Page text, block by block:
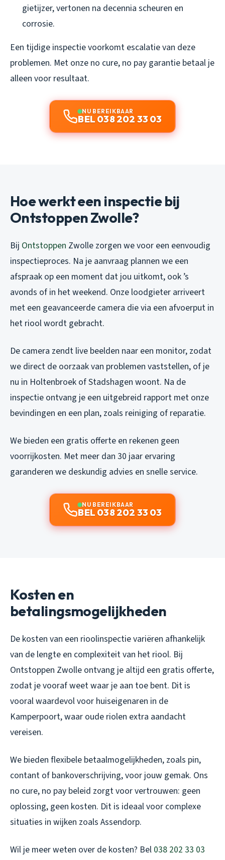
gietijzer, vertonen na decennia scheuren en
corrosie.
Een tijdige inspectie voorkomt escalatie van deze
problemen. Met onze no cure, no pay garantie betaal je
alleen voor resultaat.
NU BEREIKBAAR
BEL 038 202 33 03
Hoe werkt een inspectie bij
Ontstoppen Zwolle?
Bij Ontstoppen Zwolle zorgen we voor een eenvoudig
inspectieproces. Na je aanvraag plannen we een
afspraak op een moment dat jou uitkomt, ook ’s
avonds of in het weekend. Onze loodgieter arriveert
met een geavanceerde camera die via een afvoerput in
het riool wordt gebracht.
De camera zendt live beelden naar een monitor, zodat
we direct de oorzaak van problemen vaststellen, of je
nu in Holtenbroek of Stadshagen woont. Na de
inspectie ontvang je een uitgebreid rapport met onze
bevindingen en een plan, zoals reiniging of reparatie.
We bieden een gratis offerte en rekenen geen
voorrijkosten. Met meer dan 30 jaar ervaring
garanderen we deskundig advies en snelle service.
NU BEREIKBAAR
BEL 038 202 33 03
Kosten en
betalingsmogelijkheden
De kosten van een rioolinspectie variëren afhankelijk
van de lengte en complexiteit van het riool. Bij
Ontstoppen Zwolle ontvang je altijd een gratis offerte,
zodat je vooraf weet waar je aan toe bent. Dit is
vooral waardevol voor huiseigenaren in de
Kamperpoort, waar oude riolen extra aandacht
vereisen.
We bieden flexibele betaalmogelijkheden, zoals pin,
contant of bankoverschrijving, voor jouw gemak. Ons
no cure, no pay beleid zorgt voor vertrouwen: geen
oplossing, geen kosten. Dit is ideaal voor complexe
situaties in wijken zoals Assendorp.
Wil je meer weten over de kosten? Bel 038 202 33 03